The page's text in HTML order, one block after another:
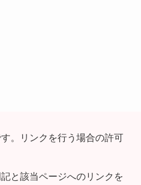
。リンクを行う場合の許可
と該当ページへのリンクを